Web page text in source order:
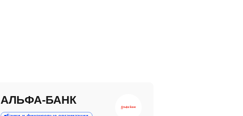
АЛЬФА-БАНК